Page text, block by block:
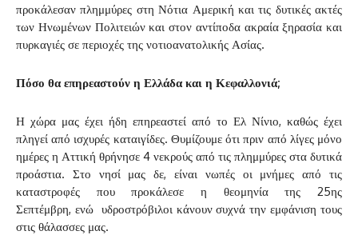
προκάλεσαν πλημμύρες στη Νότια Αμερική και τις δυτικές ακτές
των Ηνωμένων Πολιτειών και στον αντίποδα ακραία ξηρασία και
πυρκαγιές σε περιοχές της νοτιοανατολικής Ασίας.
Πόσο θα επηρεαστούν η Ελλάδα και η Κεφαλλονιά;
Η χώρα μας έχει ήδη επηρεαστεί από το Ελ Νίνιο, καθώς έχει
πληγεί από ισχυρές καταιγίδες. Θυμίζουμε ότι πριν από λίγες μόνο
ημέρες η Αττική θρήνησε 4 νεκρούς από τις πλημμύρες στα δυτικά
προάστια. Στο νησί μας δε, είναι νωπές οι μνήμες από τις
καταστροφές που προκάλεσε η θεομηνία της 25ης
Σεπτέμβρη, ενώ υδροστρόβιλοι κάνουν συχνά την εμφάνιση τους
στις θάλασσες μας.